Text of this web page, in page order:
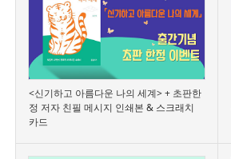
<신기하고 아름다운 나의 세계> + 초판한
정 저자 친필 메시지 인쇄본 & 스크래치
카드